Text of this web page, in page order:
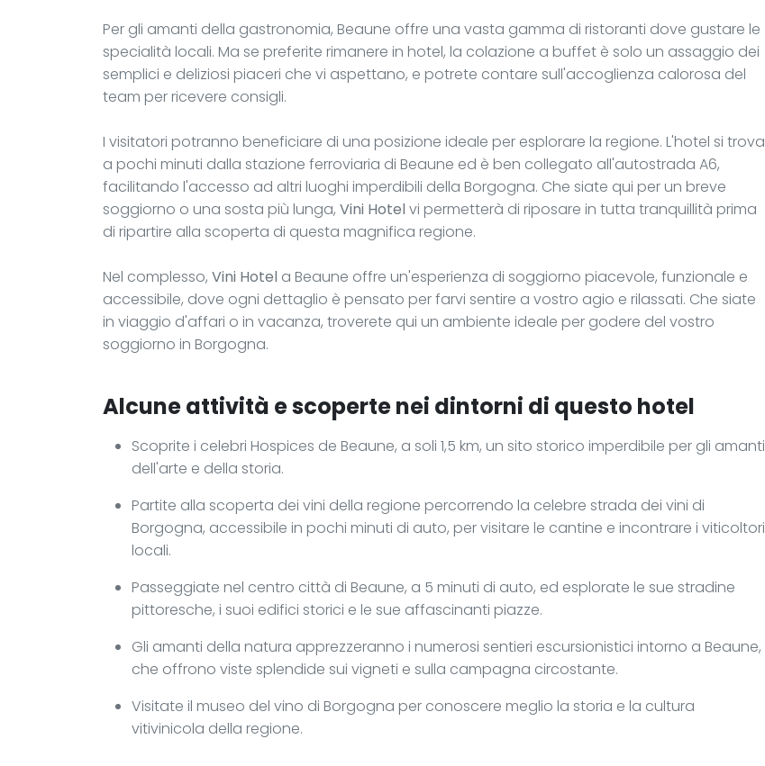
Per gli amanti della gastronomia, Beaune offre una vasta gamma di ristoranti dove gustare le
specialità locali. Ma se preferite rimanere in hotel, la colazione a buffet è solo un assaggio dei
semplici e deliziosi piaceri che vi aspettano, e potrete contare sull'accoglienza calorosa del
team per ricevere consigli.
I visitatori potranno beneficiare di una posizione ideale per esplorare la regione. L'hotel si trova
a pochi minuti dalla stazione ferroviaria di Beaune ed è ben collegato all'autostrada A6,
facilitando l'accesso ad altri luoghi imperdibili della Borgogna. Che siate qui per un breve
soggiorno o una sosta più lunga, Vini Hotel vi permetterà di riposare in tutta tranquillità prima
di ripartire alla scoperta di questa magnifica regione.
Nel complesso, Vini Hotel a Beaune offre un'esperienza di soggiorno piacevole, funzionale e
accessibile, dove ogni dettaglio è pensato per farvi sentire a vostro agio e rilassati. Che siate
in viaggio d'affari o in vacanza, troverete qui un ambiente ideale per godere del vostro
soggiorno in Borgogna.
Alcune attività e scoperte nei dintorni di questo hotel
Scoprite i celebri Hospices de Beaune, a soli 1,5 km, un sito storico imperdibile per gli amanti
dell'arte e della storia.
Partite alla scoperta dei vini della regione percorrendo la celebre strada dei vini di
Borgogna, accessibile in pochi minuti di auto, per visitare le cantine e incontrare i viticoltori
locali.
Passeggiate nel centro città di Beaune, a 5 minuti di auto, ed esplorate le sue stradine
pittoresche, i suoi edifici storici e le sue affascinanti piazze.
Gli amanti della natura apprezzeranno i numerosi sentieri escursionistici intorno a Beaune,
che offrono viste splendide sui vigneti e sulla campagna circostante.
Visitate il museo del vino di Borgogna per conoscere meglio la storia e la cultura
vitivinicola della regione.